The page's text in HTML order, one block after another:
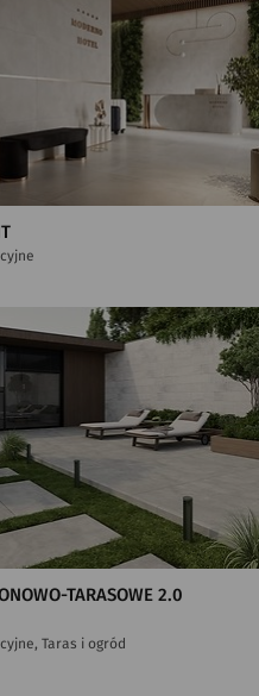
TARASOWE 2.0
Taras i ogród